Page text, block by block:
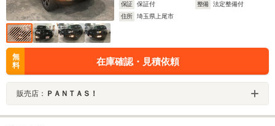
保証
保証付 整備
法定整備付
住所
埼玉県上尾市
無
料
在庫確認・見積依頼
販売店： ＰＡＮＴＡＳ！